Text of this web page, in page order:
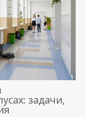
задачи,